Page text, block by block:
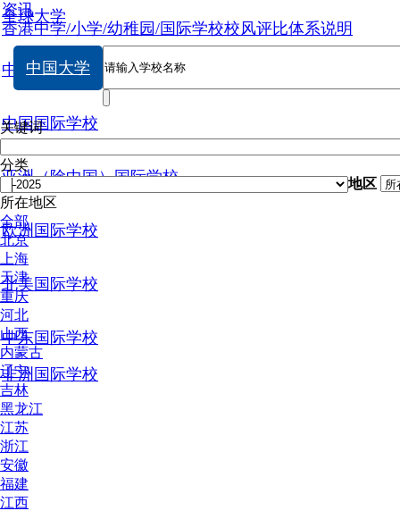
香港中学/小学/幼稚园/国际学校校风评比体系说明
全球大学
中国大学
中国国际学校
亚洲（除中国）国际学校
欧洲国际学校
北美国际学校
中东国际学校
非洲国际学校
资讯
中国大学
关键词
分类
地区
所在地区
全部
北京
上海
天津
重庆
河北
山西
内蒙古
辽宁
吉林
黑龙江
江苏
浙江
安徽
福建
江西